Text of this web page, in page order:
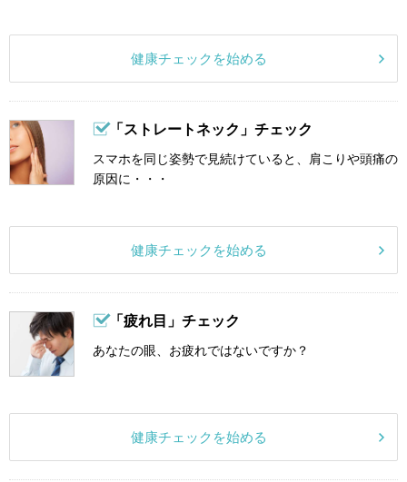
健康チェックを始める
「ストレートネック」チェック
スマホを同じ姿勢で見続けていると、肩こりや頭痛の
原因に・・・
健康チェックを始める
「疲れ目」チェック
あなたの眼、お疲れではないですか？
健康チェックを始める